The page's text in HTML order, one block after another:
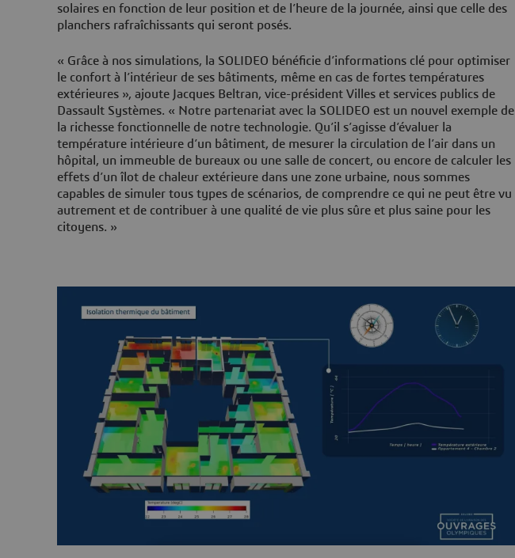
solaires en fonction de leur position et de l’heure de la journée, ainsi que celle des
planchers rafraîchissants qui seront posés.
« Grâce à nos simulations, la SOLIDEO bénéficie d’informations clé pour optimiser
le confort à l’intérieur de ses bâtiments, même en cas de fortes températures
extérieures », ajoute Jacques Beltran, vice-président Villes et services publics de
Dassault Systèmes. « Notre partenariat avec la SOLIDEO est un nouvel exemple de
la richesse fonctionnelle de notre technologie. Qu’il s’agisse d’évaluer la
température intérieure d’un bâtiment, de mesurer la circulation de l’air dans un
hôpital, un immeuble de bureaux ou une salle de concert, ou encore de calculer les
effets d’un îlot de chaleur extérieure dans une zone urbaine, nous sommes
capables de simuler tous types de scénarios, de comprendre ce qui ne peut être vu
autrement et de contribuer à une qualité de vie plus sûre et plus saine pour les
citoyens. »